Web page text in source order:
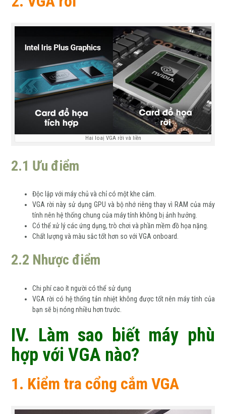
Hai loaị VGA rời và liền
2.1 Ưu điểm
Độc lập với máy chủ và chỉ có một khe cắm.
VGA rời này sử dụng GPU và bộ nhớ riêng thay vì RAM của máy
tính nên hệ thống chung của máy tính không bị ảnh hưởng.
Có thể xử lý các ứng dụng, trò chơi và phần mềm đồ họa nặng.
Chất lượng và màu sắc tốt hơn so với VGA onboard.
2.2 Nhược điểm
Chi phí cao ít người có thể sử dụng
VGA rời có hệ thống tản nhiệt không được tốt nên máy tính của
bạn sẽ bị nóng nhiều hơn trước.
IV. Làm sao biết máy phù
hợp với VGA nào?
1. Kiểm tra cổng cắm VGA